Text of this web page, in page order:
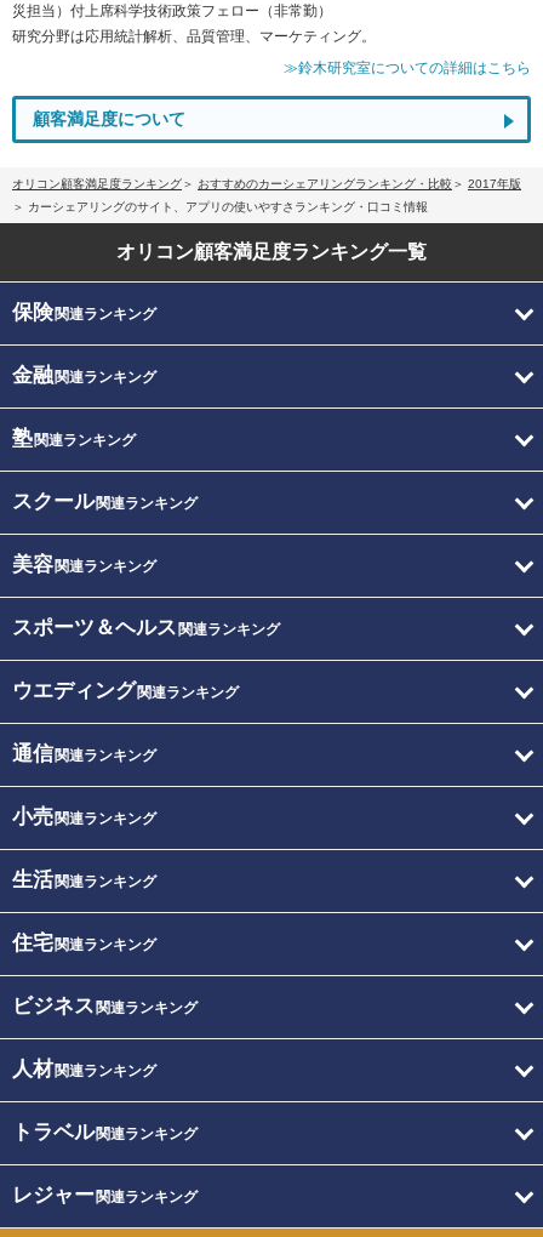
災担当）付上席科学技術政策フェロー（非常勤）
研究分野は応用統計解析、品質管理、マーケティング。
≫鈴木研究室についての詳細はこちら
顧客満足度について
オリコン顧客満足度ランキング おすすめのカーシェアリングランキング・比較
2017年版
カーシェアリングのサイト、アプリの使いやすさランキング・口コミ情報
オリコン顧客満足度ランキング一覧
保険関連ランキング
金融関連ランキング
塾関連ランキング
スクール関連ランキング
美容関連ランキング
スポーツ＆ヘルス 関連ランキング
ウエディング関連ランキング
通信関連ランキング
小売関連ランキング
生活関連ランキング
住宅関連ランキング
ビジネス 関連ランキング
人材関連ランキング
トラベル関連ランキング
レジャー関連ランキング